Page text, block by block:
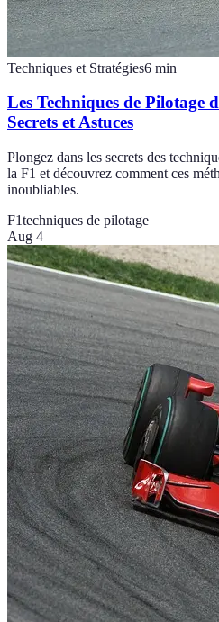
Techniques et Stratégies6 min
Les Techniques de Pilotage
Secrets et Astuces
Plongez dans les secrets des
la F1 et découvrez comment ces
inoubliables.
F1techniques de pilotage
Aug 4